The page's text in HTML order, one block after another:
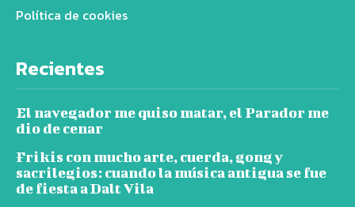
Política de cookies
Recientes
El navegador me quiso matar, el Parador me
dio de cenar
Frikis con mucho arte, cuerda, gong y
sacrilegios: cuando la música antigua se fue
de fiesta a Dalt Vila